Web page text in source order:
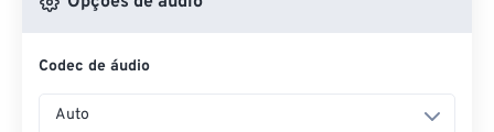
Codec de áudio
Auto